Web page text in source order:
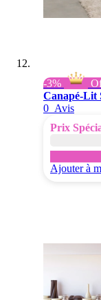
-3%
Canapé-Lit
0 Avis
Prix
Ajouter à